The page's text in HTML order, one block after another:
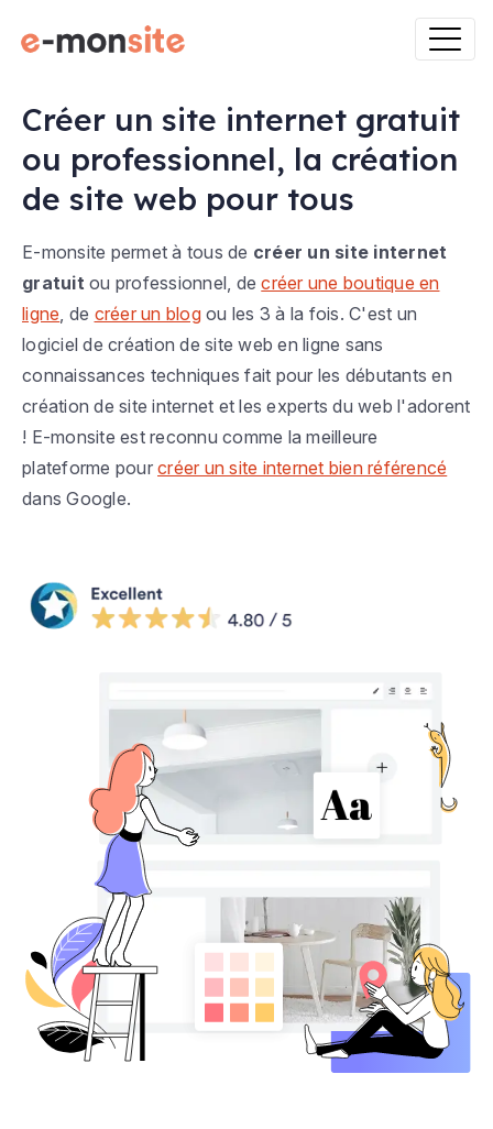
Créer un site internet gratuit
ou professionnel, la création
de site web pour tous
E-monsite permet à tous de créer un site internet
gratuit ou professionnel, decréer une boutique en
ligne , de créer un blogou les 3 à la fois. C'est un
logiciel de création de site web en ligne sans
connaissances techniques fait pour les débutants en
création de site internet et les experts du web l'adorent
! E-monsite est reconnu comme la meilleure
plateforme pour créer un site internet bien référencé
dans Google.